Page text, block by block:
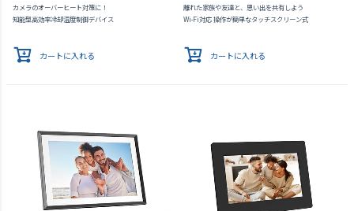
カメラのオーバーヒート対策に！
知能型高効率冷却温度制御デバイス
カートに入れる
離れた家族や友達と、思い出を共有しよう
Wi-Fi対応 操作が簡単なタッチスクリーン式
カートに入れる